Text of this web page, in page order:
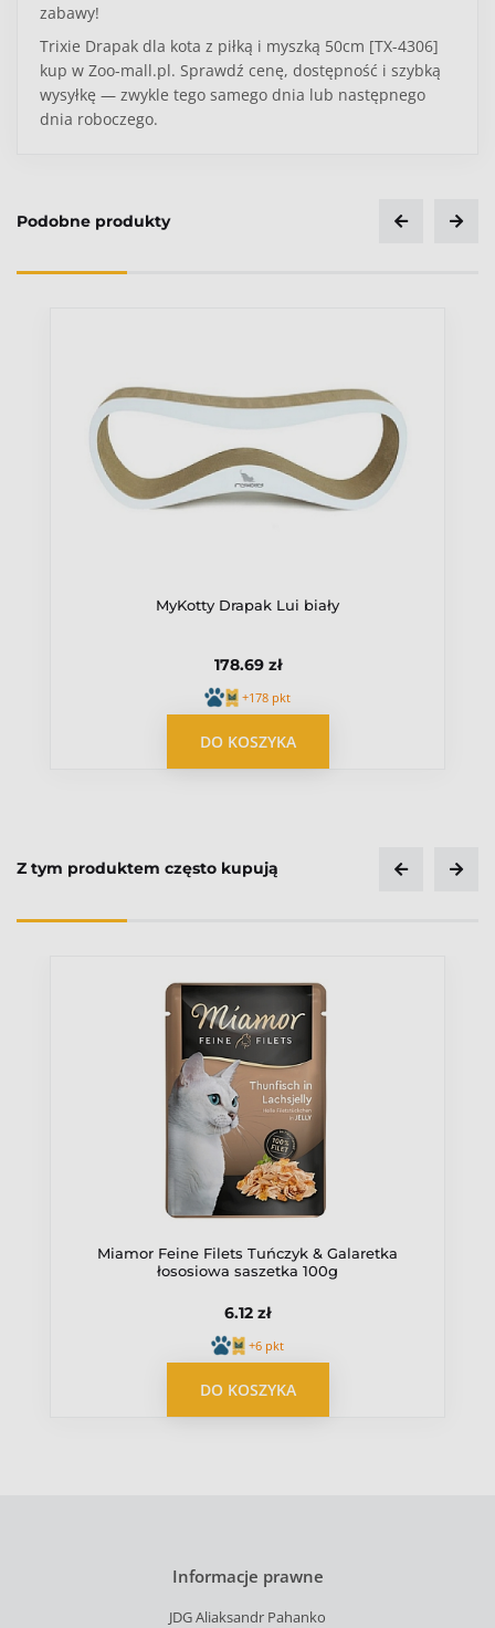
zabawy!
Trixie Drapak dla kota z piłką i myszką 50cm [TX-4306]
kup w Zoo-mall.pl. Sprawdź cenę, dostępność i szybką
wysyłkę — zwykle tego samego dnia lub następnego
dnia roboczego.
OPUBLIKUJ OPINIĘ
Podobne produkty
MyKotty Drapak Lui biały
178.69 zł
+178 pkt
DO KOSZYKA
Z tym produktem często kupują
Miamor Feine Filets Tuńczyk & Galaretka
łososiowa saszetka 100g
6.12 zł
+6 pkt
DO KOSZYKA
Informacje prawne
JDG Aliaksandr Pahanko